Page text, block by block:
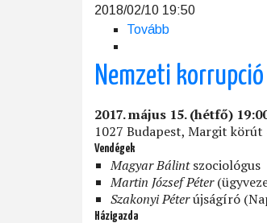
2018/02/10 19:50
Tovább
Nemzeti korrupció
2017. május 15. (hétfő)
1027 Budapest, Margit körút
Vendégek
Magyar Bálintszociológus
Martin József Péter
Szakonyi Péterújságíró
Házigazda